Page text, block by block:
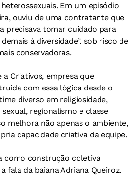
Em um episódio
ouviu de uma contratante que
precisava tomar cuidado para
à diversidade”, sob risco de
conservadoras.
a Criativos, empresa que
com essa lógica desde o
diverso em religiosidade,
regionalismo e classe
melhora não apenas o ambiente,
capacidade criativa da equipe.
como construção coletiva
fala da baiana Adriana Queiroz.